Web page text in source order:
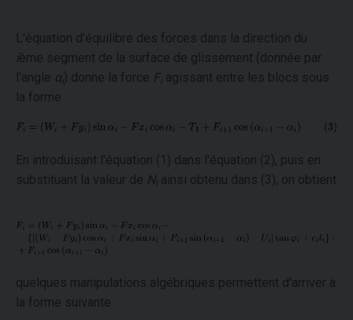
L'équation d'équilibre des forces dans la direction du
ième segment de la surface de glissement (donnée par
l'angle αi) donne la force Fi agissant entre les blocs sous
la forme :
En introduisant l'équation (1) dans l'équation (2), puis en
substituant la valeur de Ni ainsi obtenu dans (3), on obtient
quelques manipulations algébriques permettent d'arriver à
la forme suivante :